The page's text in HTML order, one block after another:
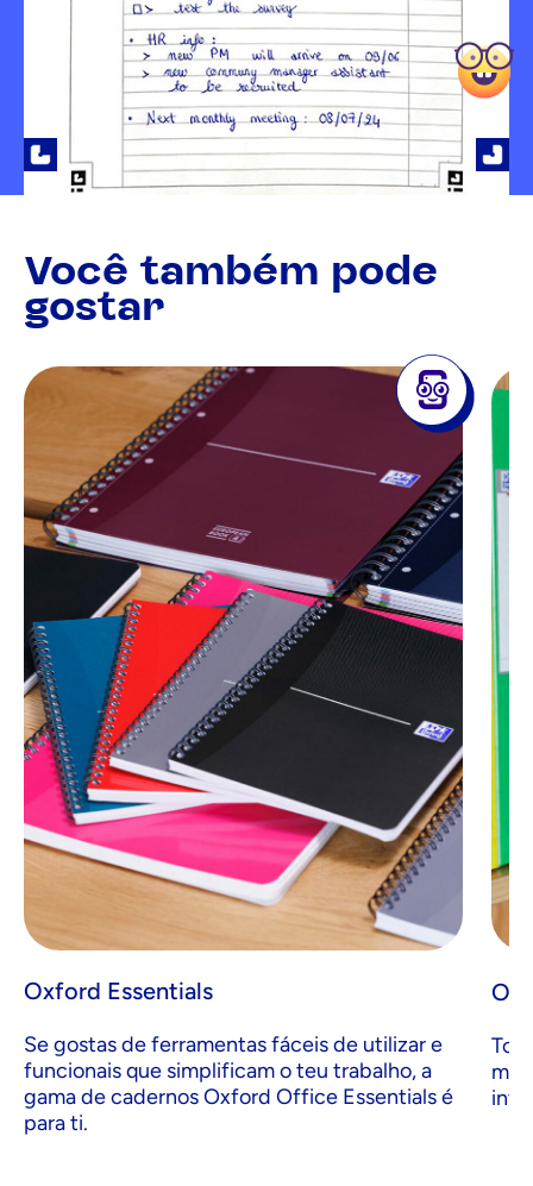
Você também pode
gostar
Oxford Essentials
Se gostas de ferramentas fáceis de utilizar e
funcionais que simplificam o teu trabalho, a
gama de cadernos Oxford Office Essentials é
para ti.
Top